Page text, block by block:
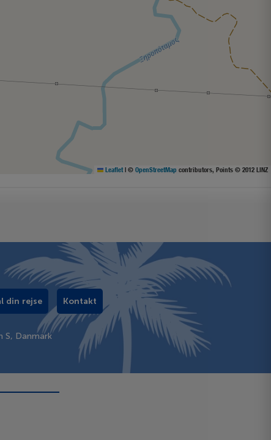
Leaflet | © OpenStreetMap contributors, Points © 2012 LINZ
din rejse Kontakt
S, Danmark